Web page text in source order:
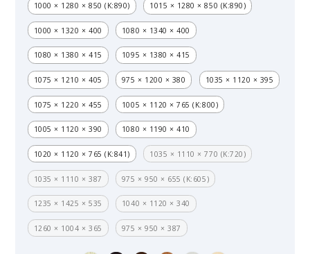
1000 × 1280 × 850 (K:890) 1015 × 1280 × 850 (K:890)
1000 × 1320 × 400 1080 × 1340 × 400
1080 × 1380 × 415 1095 × 1380 × 415
1075 × 1210 × 405 975 × 1200 × 380 1035 × 1120 × 395
1075 × 1220 × 455 1005 × 1120 × 765 (K:800)
1005 × 1120 × 390 1080 × 1190 × 410
1020 × 1120 × 765 (K:841) 1035 × 1110 × 770 (K:720)
1035 × 1110 × 387 975 × 950 × 655 (K:605)
1235 × 1425 × 535 1040 × 1120 × 340
1260 × 1004 × 365 975 × 950 × 387